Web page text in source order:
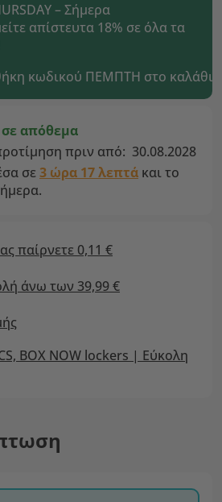
– Σήμερα
απίστευτα 18% σε όλα τα
κωδικού ΠΕΜΠΤΗ στο καλάθι
σε απόθεμα
πριν από: 30.08.2028
σε3 ώρα 17 λεπτά και το
παίρνετε 0,11 €
άνω των 39,99 €
BOX NOW lockers | Εύκολη